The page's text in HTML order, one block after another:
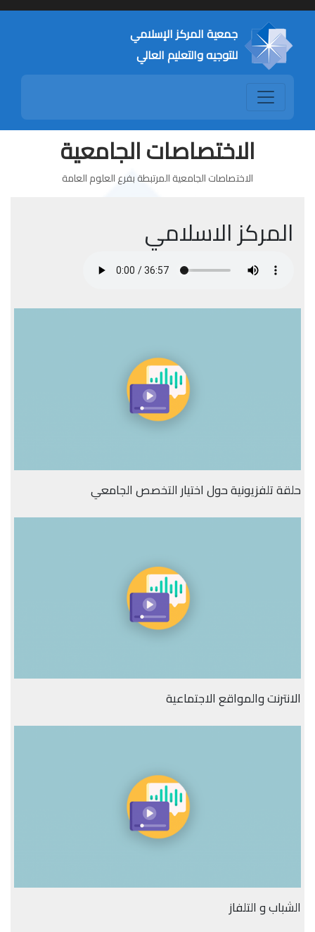
جمعية المركز الإسلامي
للتوجيه والتعليم العالي
الاختصاصات الجامعية
الاختصاصات الجامعية المرتبطة بفرع العلوم العامة
المركز الاسلامي
حلقة تلفزيونية حول اختيار التخصص الجامعي
الانترنت والمواقع الاجتماعية
الشباب و التلفاز